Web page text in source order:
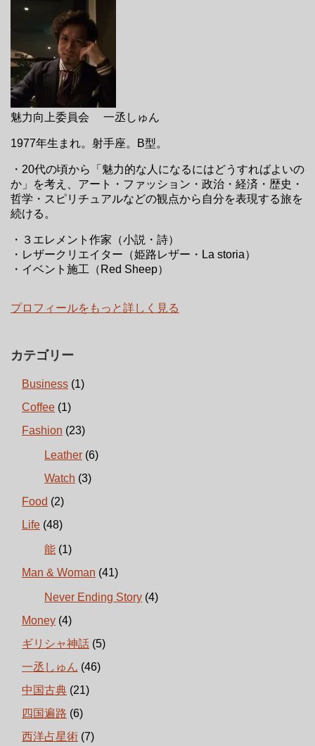
魅力向上委員会 一丞しゅん
1977年生まれ。射手座。B型。
・20代の頃から「魅力的な人になるにはどうすればよいの
か」を考え、アート・ファッション・政治・経済・歴史・
哲学・スピリチュアルなどの観点から自分を表現する旅を
続ける。
・３エレメント作家（小説・詩）
・レザークリエイター（姫路レザー・La storia）
・イベント施工（Red Sheep）
プロフィールをもっと詳しく見る
カテゴリー
Business (1)
Coffee (1)
Fashion (23)
Leather (6)
Watch (3)
Food (2)
Life (48)
能 (1)
Man & Woman (41)
Never Ending Story (4)
Money (4)
ギリシャ神話 (5)
一丞しゅん (46)
中国古典 (21)
四国遍路 (6)
西洋占星術 (7)